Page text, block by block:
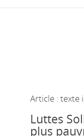
Article : texte
Luttes
plus